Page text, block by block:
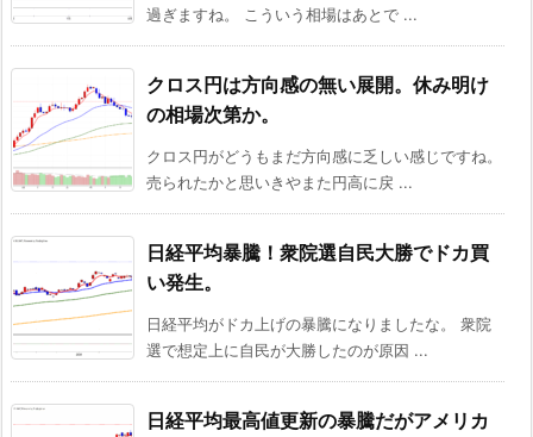
過ぎますね。 こういう相場はあとで ...
クロス円は方向感の無い展開。休み明け
の相場次第か。
クロス円がどうもまだ方向感に乏しい感じですね。
売られたかと思いきやまた円高に戻 ...
日経平均暴騰！衆院選自民大勝でドカ買
い発生。
日経平均がドカ上げの暴騰になりましたな。 衆院
選で想定上に自民が大勝したのが原因 ...
日経平均最高値更新の暴騰だがアメリカ